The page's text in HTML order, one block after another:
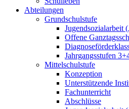
Abteilungen
Grundschulstufe
Jugendsozialarbeit
Offene
Jahrgangsstufen
Mittelschulstufe
Konzeption
Unterstützende
Fachunterricht
Abschlüsse